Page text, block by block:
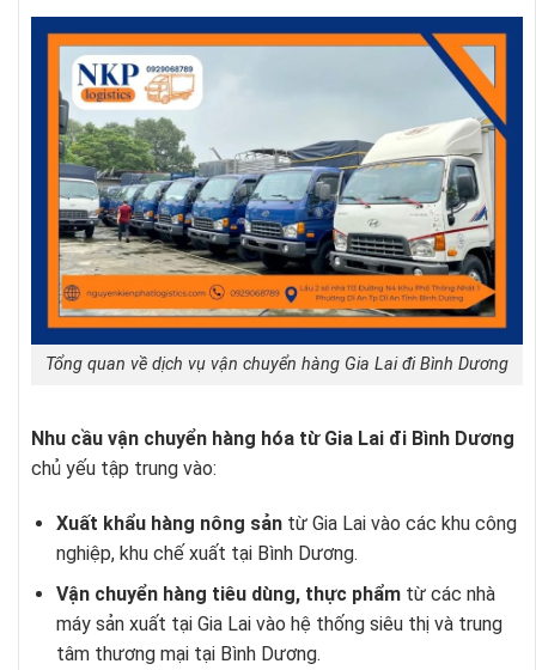
Tổng quan về dịch vụ vận chuyển hàng Gia Lai đi Bình Dương
Nhu cầu vận chuyển hàng hóa từ Gia Lai đi Bình Dương
chủ yếu tập trung vào:
Xuất khẩu hàng nông sảntừ Gia Lai vào các khu công
nghiệp, khu chế xuất tại Bình Dương.
Vận chuyển hàng tiêu dùng, thực phẩmtừ các nhà
máy sản xuất tại Gia Lai vào hệ thống siêu thị và trung
tâm thương mại tại Bình Dương.